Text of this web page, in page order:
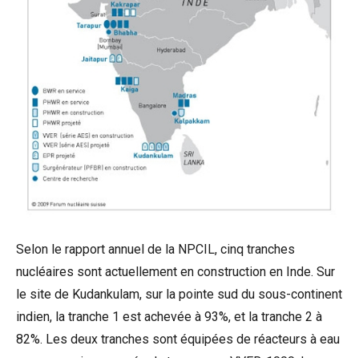
Selon le rapport annuel de la NPCIL, cinq tranches
nucléaires sont actuellement en construction en Inde. Sur
le site de Kudankulam, sur la pointe sud du sous-continent
indien, la tranche 1 est achevée à 93%, et la tranche 2 à
82%. Les deux tranches sont équipées de réacteurs à eau